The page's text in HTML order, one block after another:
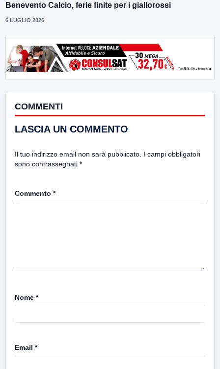
Benevento Calcio, ferie finite per i giallorossi
6 LUGLIO 2026
COMMENTI
LASCIA UN COMMENTO
Il tuo indirizzo email non sarà pubblicato. I campi obbligatori
sono contrassegnati *
Commento *
Nome *
Email *